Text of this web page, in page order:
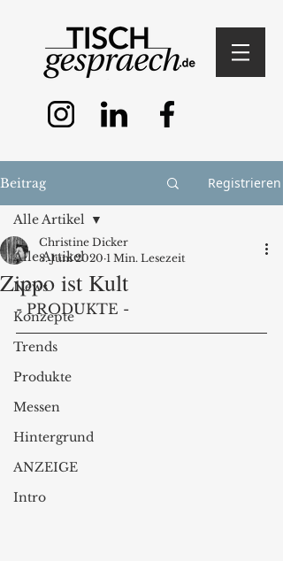
Beitrag Registrieren
Alle Artikel
News
Konzepte
Trends
Produkte
Messen
Hintergrund
ANZEIGE
Intro
Alle Artikel
Zippo ist Kult
Christine Dicker
8. Juni 2020 1 Min. Lesezeit
- PRODUKTE -